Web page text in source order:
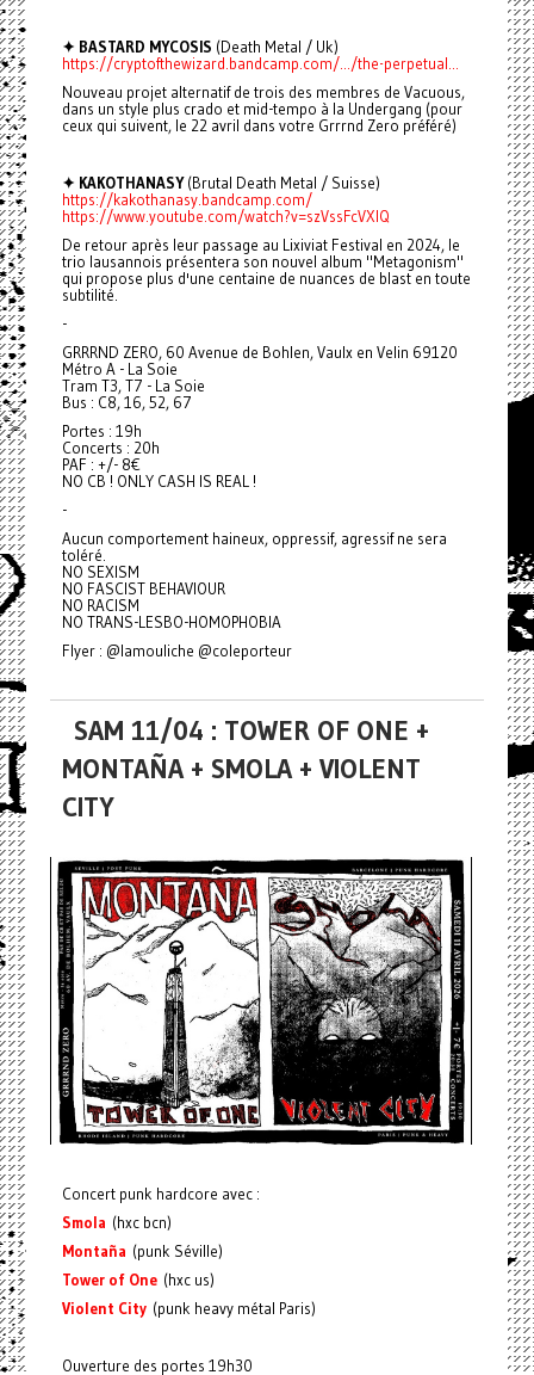
✦ BASTARD MYCOSIS (Death Metal / Uk)
https://cryptofthewizard.bandcamp.com/.../the-perpetual...
Nouveau projet alternatif de trois des membres de Vacuous,
dans un style plus crado et mid-tempo à la Undergang (pour
ceux qui suivent, le 22 avril dans votre Grrrnd Zero préféré)
✦ KAKOTHANASY(Brutal Death Metal / Suisse)
https://kakothanasy.bandcamp.com/
https://www.youtube.com/watch?v=szVssFcVXIQ
De retour après leur passage au Lixiviat Festival en 2024, le
trio lausannois présentera son nouvel album "Metagonism"
qui propose plus d'une centaine de nuances de blast en toute
subtilité.
-
GRRRND ZERO, 60 Avenue de Bohlen, Vaulx en Velin 69120
Métro A - La Soie
Tram T3, T7 - La Soie
Bus : C8, 16, 52, 67
Portes : 19h
Concerts : 20h
PAF : +/- 8€
NO CB ! ONLY CASH IS REAL !
-
Aucun comportement haineux, oppressif, agressif ne sera
toléré.
NO SEXISM
NO FASCIST BEHAVIOUR
NO RACISM
NO TRANS-LESBO-HOMOPHOBIA
Flyer : @lamouliche @coleporteur
SAM 11/04 : TOWER OF ONE +
MONTAÑA + SMOLA + VIOLENT
CITY
Concert punk hardcore avec :
Smola (hxc bcn)
Montaña (punk Séville)
Tower of One (hxc us)
Violent City (punk heavy métal Paris)
Ouverture des portes 19h30